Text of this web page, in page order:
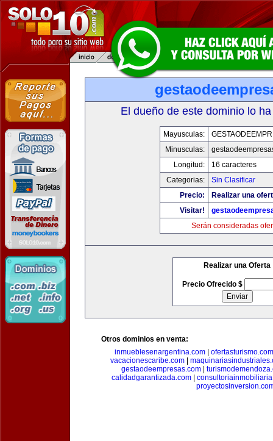
El dueño de este dominio lo
Mayusculas:
Minusculas:
Longitud:
16 caracteres
Categorias:
Sin Clasificar
Precio:
Realizar una
Visitar!
Serán consideradas
Realizar una Oferta
Precio Ofrecido $
Otros dominios en venta:
inmueblesenargentina.com| ofertasturismo.com
vacacionescaribe.com
gestaodeempresas.com|
calidadgarantizada.com